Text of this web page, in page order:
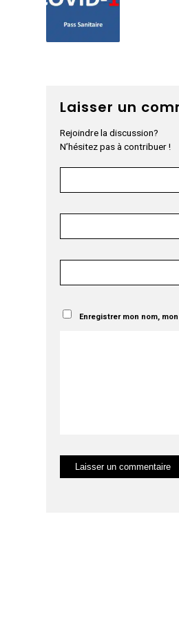
Laisser un
Rejoindre la discussion?
N’hésitez pas à contribuer !
Enregistrer mon nom,